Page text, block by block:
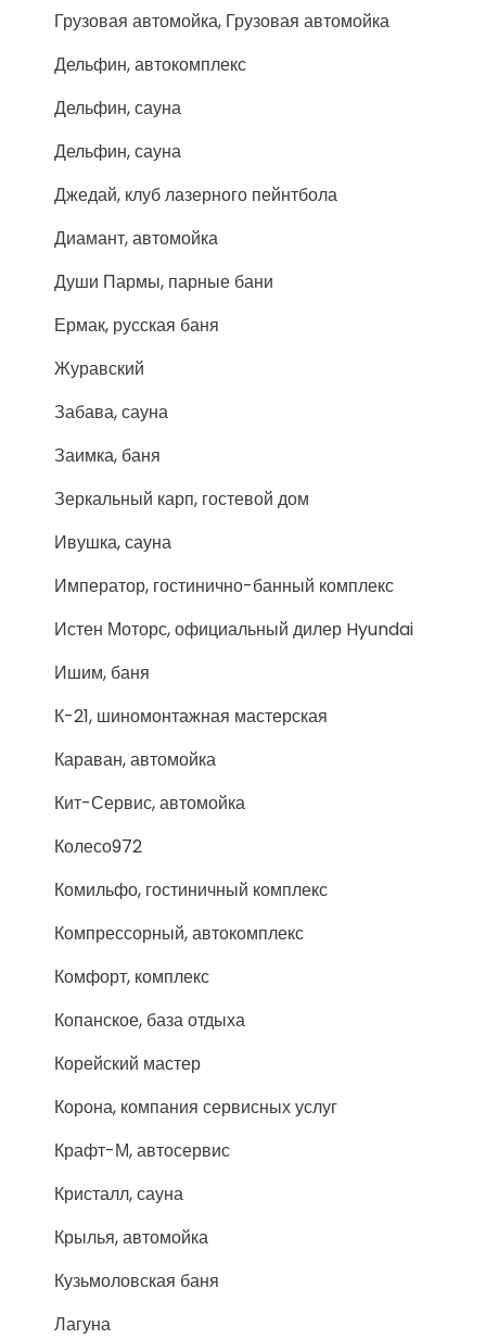
Грузовая автомойка, Грузовая автомойка
Дельфин, автокомплекс
Дельфин, сауна
Дельфин, сауна
Джедай, клуб лазерного пейнтбола
Диамант, автомойка
Души Пармы, парные бани
Ермак, русская баня
Журавский
Забава, сауна
Заимка, баня
Зеркальный карп, гостевой дом
Ивушка, сауна
Император, гостинично-банный комплекс
Истен Моторс, официальный дилер Hyundai
Ишим, баня
К-21, шиномонтажная мастерская
Караван, автомойка
Кит-Сервис, автомойка
Колесо972
Комильфо, гостиничный комплекс
Компрессорный, автокомплекс
Комфорт, комплекс
Копанское, база отдыха
Корейский мастер
Корона, компания сервисных услуг
Крафт-М, автосервис
Кристалл, сауна
Крылья, автомойка
Кузьмоловская баня
Лагуна